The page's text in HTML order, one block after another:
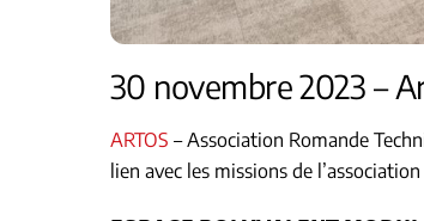
30 novembre 2023 –
ARTOS – Association Romande
lien avec les missions de